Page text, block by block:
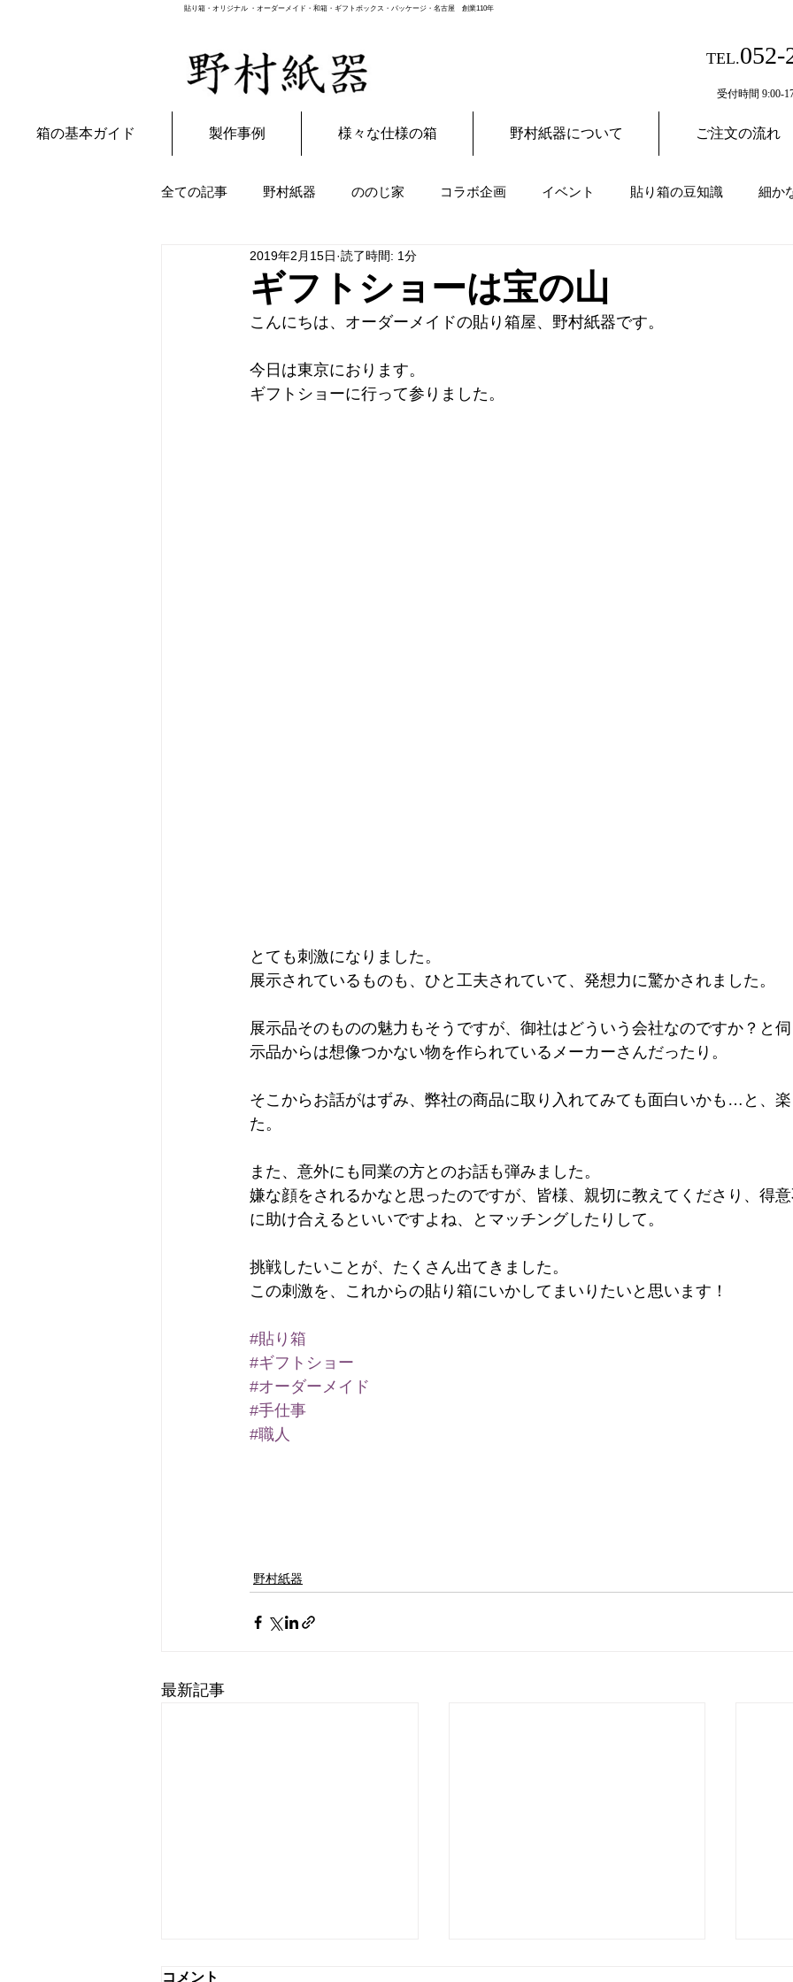
貼り箱・オリジナル ・オーダーメイド・和箱・ギフトボックス・パッケージ・名古屋 創業110年
TEL.052-
受付時間 9:00-
箱の基本ガイド 製作事例 様々な仕様の箱 野村紙器について ご注文の流れ
全ての記事 野村紙器 ののじ家 コラボ企画 イベント 貼り箱の豆知識 細か
雑貨
ギフトショーは宝の山
2019年2月15日 読了時間: 1分
こんにちは、オーダーメイドの貼り箱屋、野村紙器です。
今日は東京におります。
ギフトショーに行って参りました。
とても刺激になりました。
展示されているものも、ひと工夫されていて、発想力に驚かされました。
展示品そのものの魅力もそうですが、御社はどういう会社なのですか？と
示品からは想像つかない物を作られているメーカーさんだったり。
そこからお話がはずみ、弊社の商品に取り入れてみても面白いかも…と、
た。
また、意外にも同業の方とのお話も弾みました。
嫌な顔をされるかなと思ったのですが、皆様、親切に教えてくださり、得
に助け合えるといいですよね、とマッチングしたりして。
挑戦したいことが、たくさん出てきました。
この刺激を、これからの貼り箱にいかしてまいりたいと思います！
#貼り箱
#ギフトショー
#オーダーメイド
#手仕事
#職人
野村紙器
最新記事
コメント